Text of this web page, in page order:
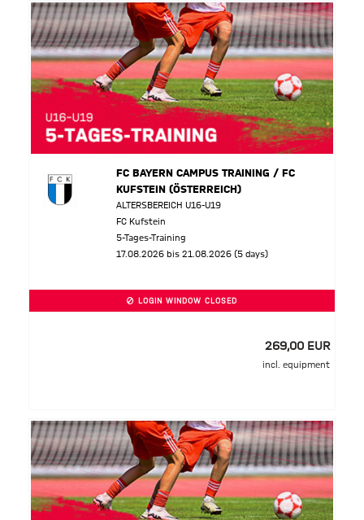
FC BAYERN CAMPUS TRAINING / FC
KUFSTEIN (ÖSTERREICH)
ALTERSBEREICH U16-U19
FC Kufstein
5-Tages-Training
17.08.2026 bis 21.08.2026 (5 days)
LOGIN WINDOW CLOSED
269,00 EUR
incl. equipment